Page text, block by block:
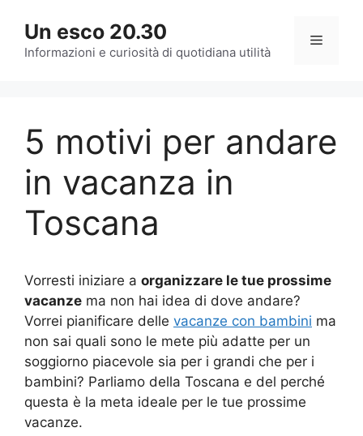
contenuto
Un esco 20.30
Informazioni e curiosità di quotidiana utilità
Menu
5 motivi per andare
in vacanza in
Toscana
Vorresti iniziare a organizzare le tue prossime
vacanze ma non hai idea di dove andare?
Vorrei pianificare delle vacanze con bambini ma
non sai quali sono le mete più adatte per un
soggiorno piacevole sia per i grandi che per i
bambini? Parliamo della Toscana e del perché
questa è la meta ideale per le tue prossime
vacanze.